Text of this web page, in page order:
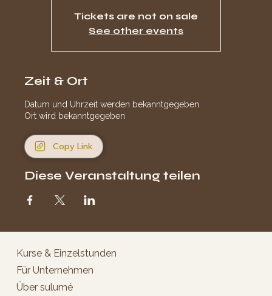
Tickets are not on sale
See other events
Zeit & Ort
Datum und Uhrzeit werden bekanntgegeben
Ort wird bekanntgegeben
Copy Link
Diese Veranstaltung teilen
Kurse & Einzelstunden
Für Unternehmen
Über sulumé